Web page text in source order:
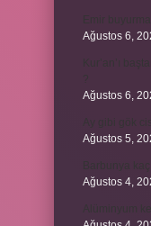
Ağustos 6,
Kur’an’ı
Ağustos 6,
Ağustos 5,
Ağustos 4,